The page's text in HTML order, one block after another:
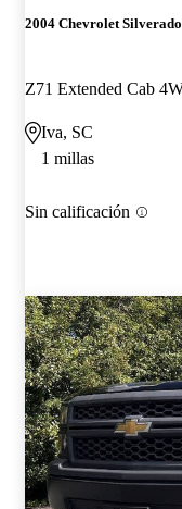
2004 Chevrolet
Z71 Extended Cab
Iva, SC
1 millas
Sin calificación